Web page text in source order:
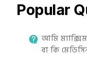
Popular
আমি
বা কি